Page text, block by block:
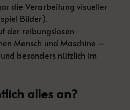
die Verarbeitung visueller
Bilder).
der reibungslosen
Mensch und Maschine –
besonders nützlich im
alles an?